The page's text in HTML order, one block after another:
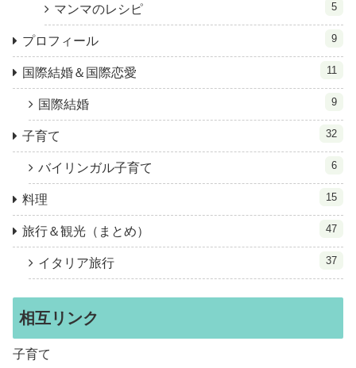
マンマのレシピ 5
プロフィール 9
国際結婚＆国際恋愛 11
国際結婚 9
子育て 32
バイリンガル子育て 6
料理 15
旅行＆観光（まとめ） 47
イタリア旅行 37
相互リンク
子育て